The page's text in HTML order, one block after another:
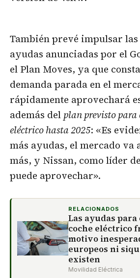
También prevé impulsar las
ayudas anunciadas por el
el Plan Moves, ya que
demanda parada en el
rápidamente aprovechará
además del plan previsto para
eléctrico hasta 2025: «Es
más ayudas, el mercado va
más, y Nissan, como líder
puede aprovechar».
RELACIONADOS
Las ayudas
coche eléctrico
motivo
europeos ni
existen
Movilidad Eléctrica